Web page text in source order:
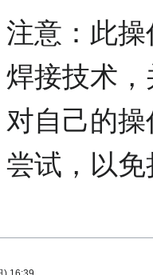
注意：此
焊接技术
对自己的
尝试，以